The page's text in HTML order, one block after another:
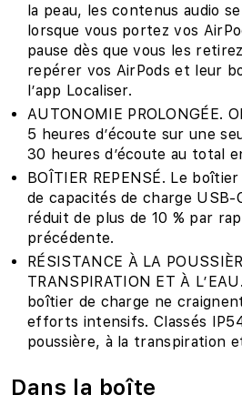
la peau, les contenus audio
lorsque vous portez vos
pause dès que vous les
repérer vos AirPods et leur
l’app Localiser.
AUTONOMIE PROLONGÉE.
5 heures d’écoute sur une
30 heures d’écoute au total
BOÎTIER REPENSÉ. Le
de capacités de charge
réduit de plus de 10 % par
précédente.
RÉSISTANCE À LA
TRANSPIRATION ET À
boîtier de charge ne
efforts intensifs. Classés
poussière, à la transpiration
Dans la boîte